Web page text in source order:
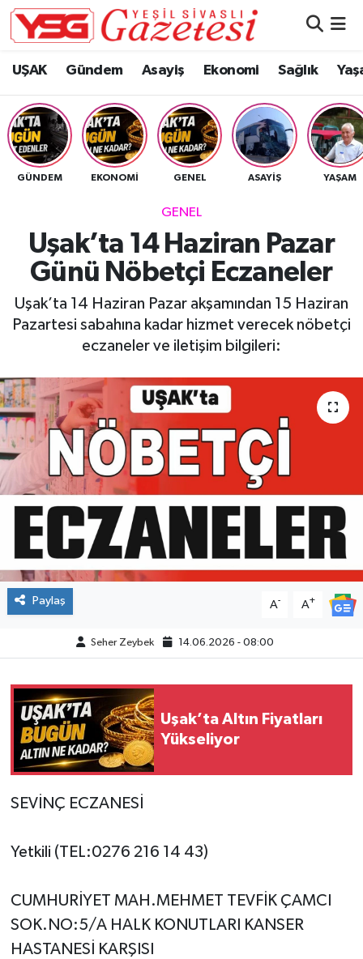
UŞAK Gündem Asayiş Ekonomi Sağlık
GÜNDEM EKONOMI GENEL ASAYIŞ YAŞAM
GENEL
Uşak’ta 14 Haziran Pazar
Günü Nöbetçi Eczaneler
Uşak’ta 14 Haziran Pazar akşamından 15 Haziran
Pazartesi sabahına kadar hizmet verecek nöbetçi
eczaneler ve iletişim bilgileri:
Paylaş A- A+
Seher Zeybek 14.06.2026 - 08:00
Uşak’ta Altın Fiyatları
Yükseliyor
SEVİNÇ ECZANESİ
Yetkili (TEL:0276 216 14 43)
CUMHURİYET MAH.MEHMET TEVFİK ÇAMCI
SOK.NO:5/A HALK KONUTLARI KANSER
HASTANESİ KARŞISI
Hava Durumu
Namaz Vakitleri
Trafik Durumu
Tüm Manşetler
Son Dakika Haberleri
Haber Arşivi